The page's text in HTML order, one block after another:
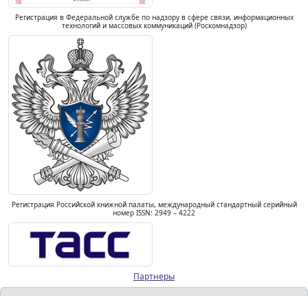
Регистрация в Федеральной службе по надзору в сфере связи, информационных
технологий и массовых коммуникаций (Роскомнадзор)
Регистрация Российской книжной палаты, международный стандартный серийный
номер ISSN: 2949 – 4222
Партнеры